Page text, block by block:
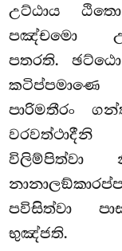
උට්ඨාය
පඤ්චමො
පතරති. ඡට්ඨො
පාරිමතීරං
වරවත්ථාදීනි
විලිම්පිත්වා
පවිසිත්වා
භුඤ්ජති.